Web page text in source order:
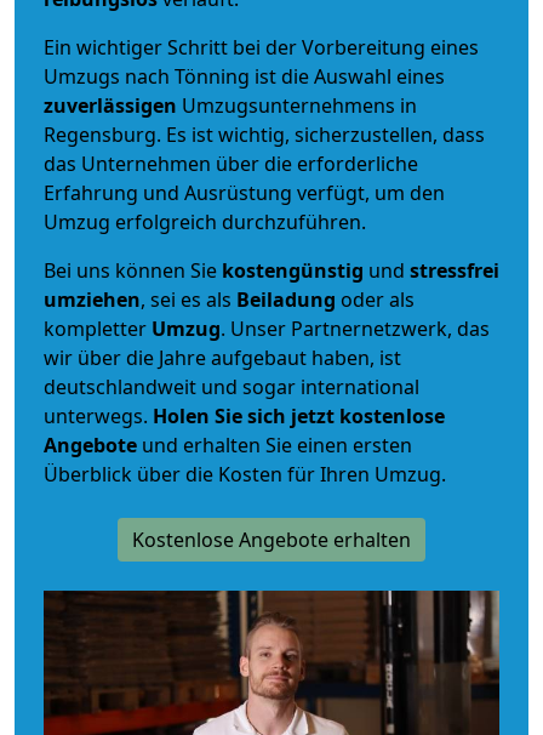
Ein wichtiger Schritt bei der Vorbereitung eines
Umzugs nach Tönning ist die Auswahl eines
zuverlässigen Umzugsunternehmens in
Regensburg. Es ist wichtig, sicherzustellen, dass
das Unternehmen über die erforderliche
Erfahrung und Ausrüstung verfügt, um den
Umzug erfolgreich durchzuführen.
Bei uns können Sie kostengünstig und stressfrei
umziehen, sei es als Beiladung oder als
kompletter Umzug. Unser Partnernetzwerk, das
wir über die Jahre aufgebaut haben, ist
deutschlandweit und sogar international
unterwegs. Holen Sie sich jetzt kostenlose
Angebote und erhalten Sie einen ersten
Überblick über die Kosten für Ihren Umzug.
Kostenlose Angebote erhalten